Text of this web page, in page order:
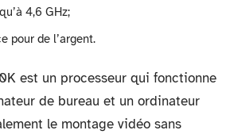
4,6 GHz;
pour de l’argent.
est un processeur qui fonctionne
de bureau et un ordinateur
le montage vidéo sans